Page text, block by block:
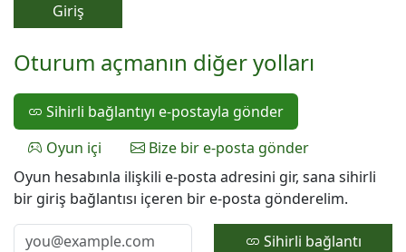
Giriş
Oturum açmanın diğer yolları
Sihirli bağlantıyı e-postayla gönder
Oyun içi
Bize bir e-posta gönder
Oyun hesabınla ilişkili e-posta adresini gir, sana sihirli
bir giriş bağlantısı içeren bir e-posta gönderelim.
Sihirli bağlantı